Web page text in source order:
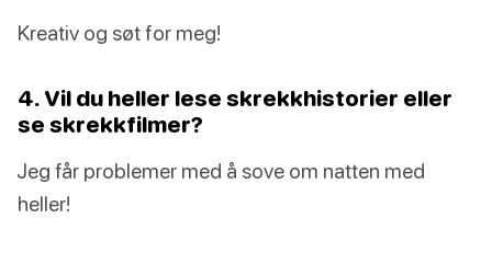
Kreativ og søt for meg!
4. Vil du heller lese skrekkhistorier eller
se skrekkfilmer?
Jeg får problemer med å sove om natten med
heller!